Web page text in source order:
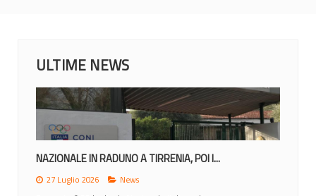
ULTIME NEWS
NAZIONALE IN RADUNO A TIRRENIA, POI I...
27 Luglio 2026 News